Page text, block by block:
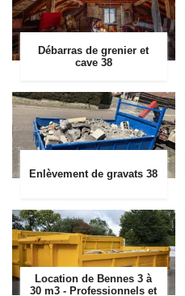
Débarras de grenier et
cave 38
Enlèvement de gravats 38
Location de Bennes 3 à
30 m3 - Professionnels et